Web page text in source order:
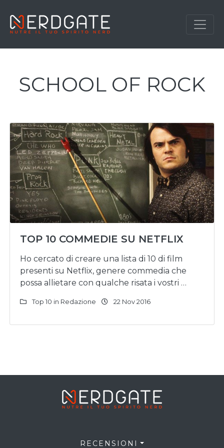
SCHOOL OF ROCK
TOP 10 COMMEDIE SU NETFLIX
Ho cercato di creare una lista di 10 di film
presenti su Netflix, genere commedia che
possa allietare con qualche risata i vostri …
Top 10 in Redazione 22 Nov 2016
RECENSIONI